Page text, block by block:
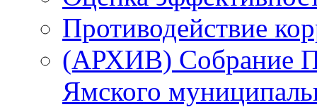
Противодействие
(АРХИВ) Собрание
Ямского